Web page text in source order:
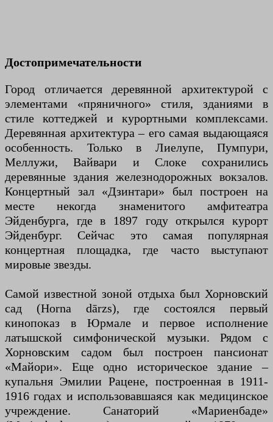
Достопримечательности
Город отличается деревянной архитектурой с
элементами «пряничного» стиля, зданиями в
стиле коттеджей и курортными комплексами.
Деревянная архитектура – ​​его самая выдающаяся
особенность. Только в Лиелупе, Пумпури,
Меллужи, Вайвари и Слоке сохранились
деревянные здания железнодорожных вокзалов.
Концертный зал «Дзинтари» был построен на
месте некогда знаменитого амфитеатра
Эйденбурга, где в 1897 году открылся курорт
Эйденбург. Сейчас это самая популярная
концертная площадка, где часто выступают
мировые звезды.
Самой известной зоной отдыха был Хорновский
сад (Horna dārzs), где состоялся первый
кинопоказ в Юрмале и первое исполнение
латышской симфонической музыки. Рядом с
Хорновским садом был построен пансионат
«Майори». Еще одно историческое здание –
купальня Эмилии Рацене, построенная в 1911-
1916 годах и использовавшаяся как медицинское
учреждение. Санаторий «Мариенбаде»